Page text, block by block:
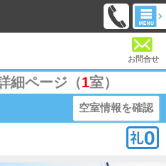
お問合せ
細ページ（1室）
空室情報を確認